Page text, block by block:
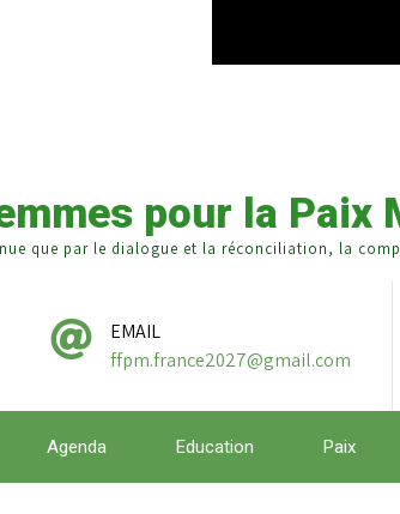
pour la Paix
que par le dialogue et la réconciliation, la
EMAIL
ffpm.france2027@gmail.com
Agenda Education Paix